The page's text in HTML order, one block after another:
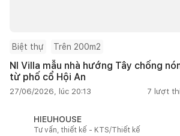
Biệt thự Trên 200m2
NI Villa mẫu nhà hướng Tây chống
từ phố cổ Hội An
27/06/2026, lúc 20:13 7 lượt
HIEUHOUSE
Tư vấn, thiết kế - KTS/Thiết kế